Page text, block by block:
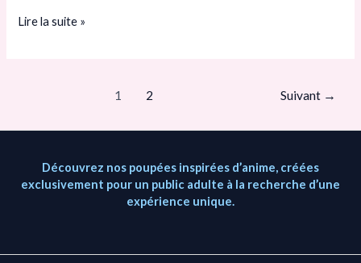
Lire la suite »
1 2 Suivant →
Découvrez nos poupées inspirées d’anime, créées
exclusivement pour un public adulte à la recherche d’une
expérience unique.